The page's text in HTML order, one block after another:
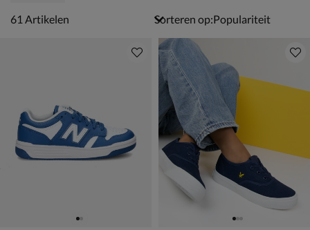
61 artikelen
61 Artikelen Sorteren op: